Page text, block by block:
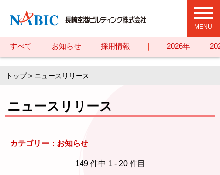
toggle
すべて お知らせ 採用情報 ｜ 2026年
トップ> ニュースリリース
ニュースリリース
カテゴリー：お知らせ
149 件中 1 - 20 件目